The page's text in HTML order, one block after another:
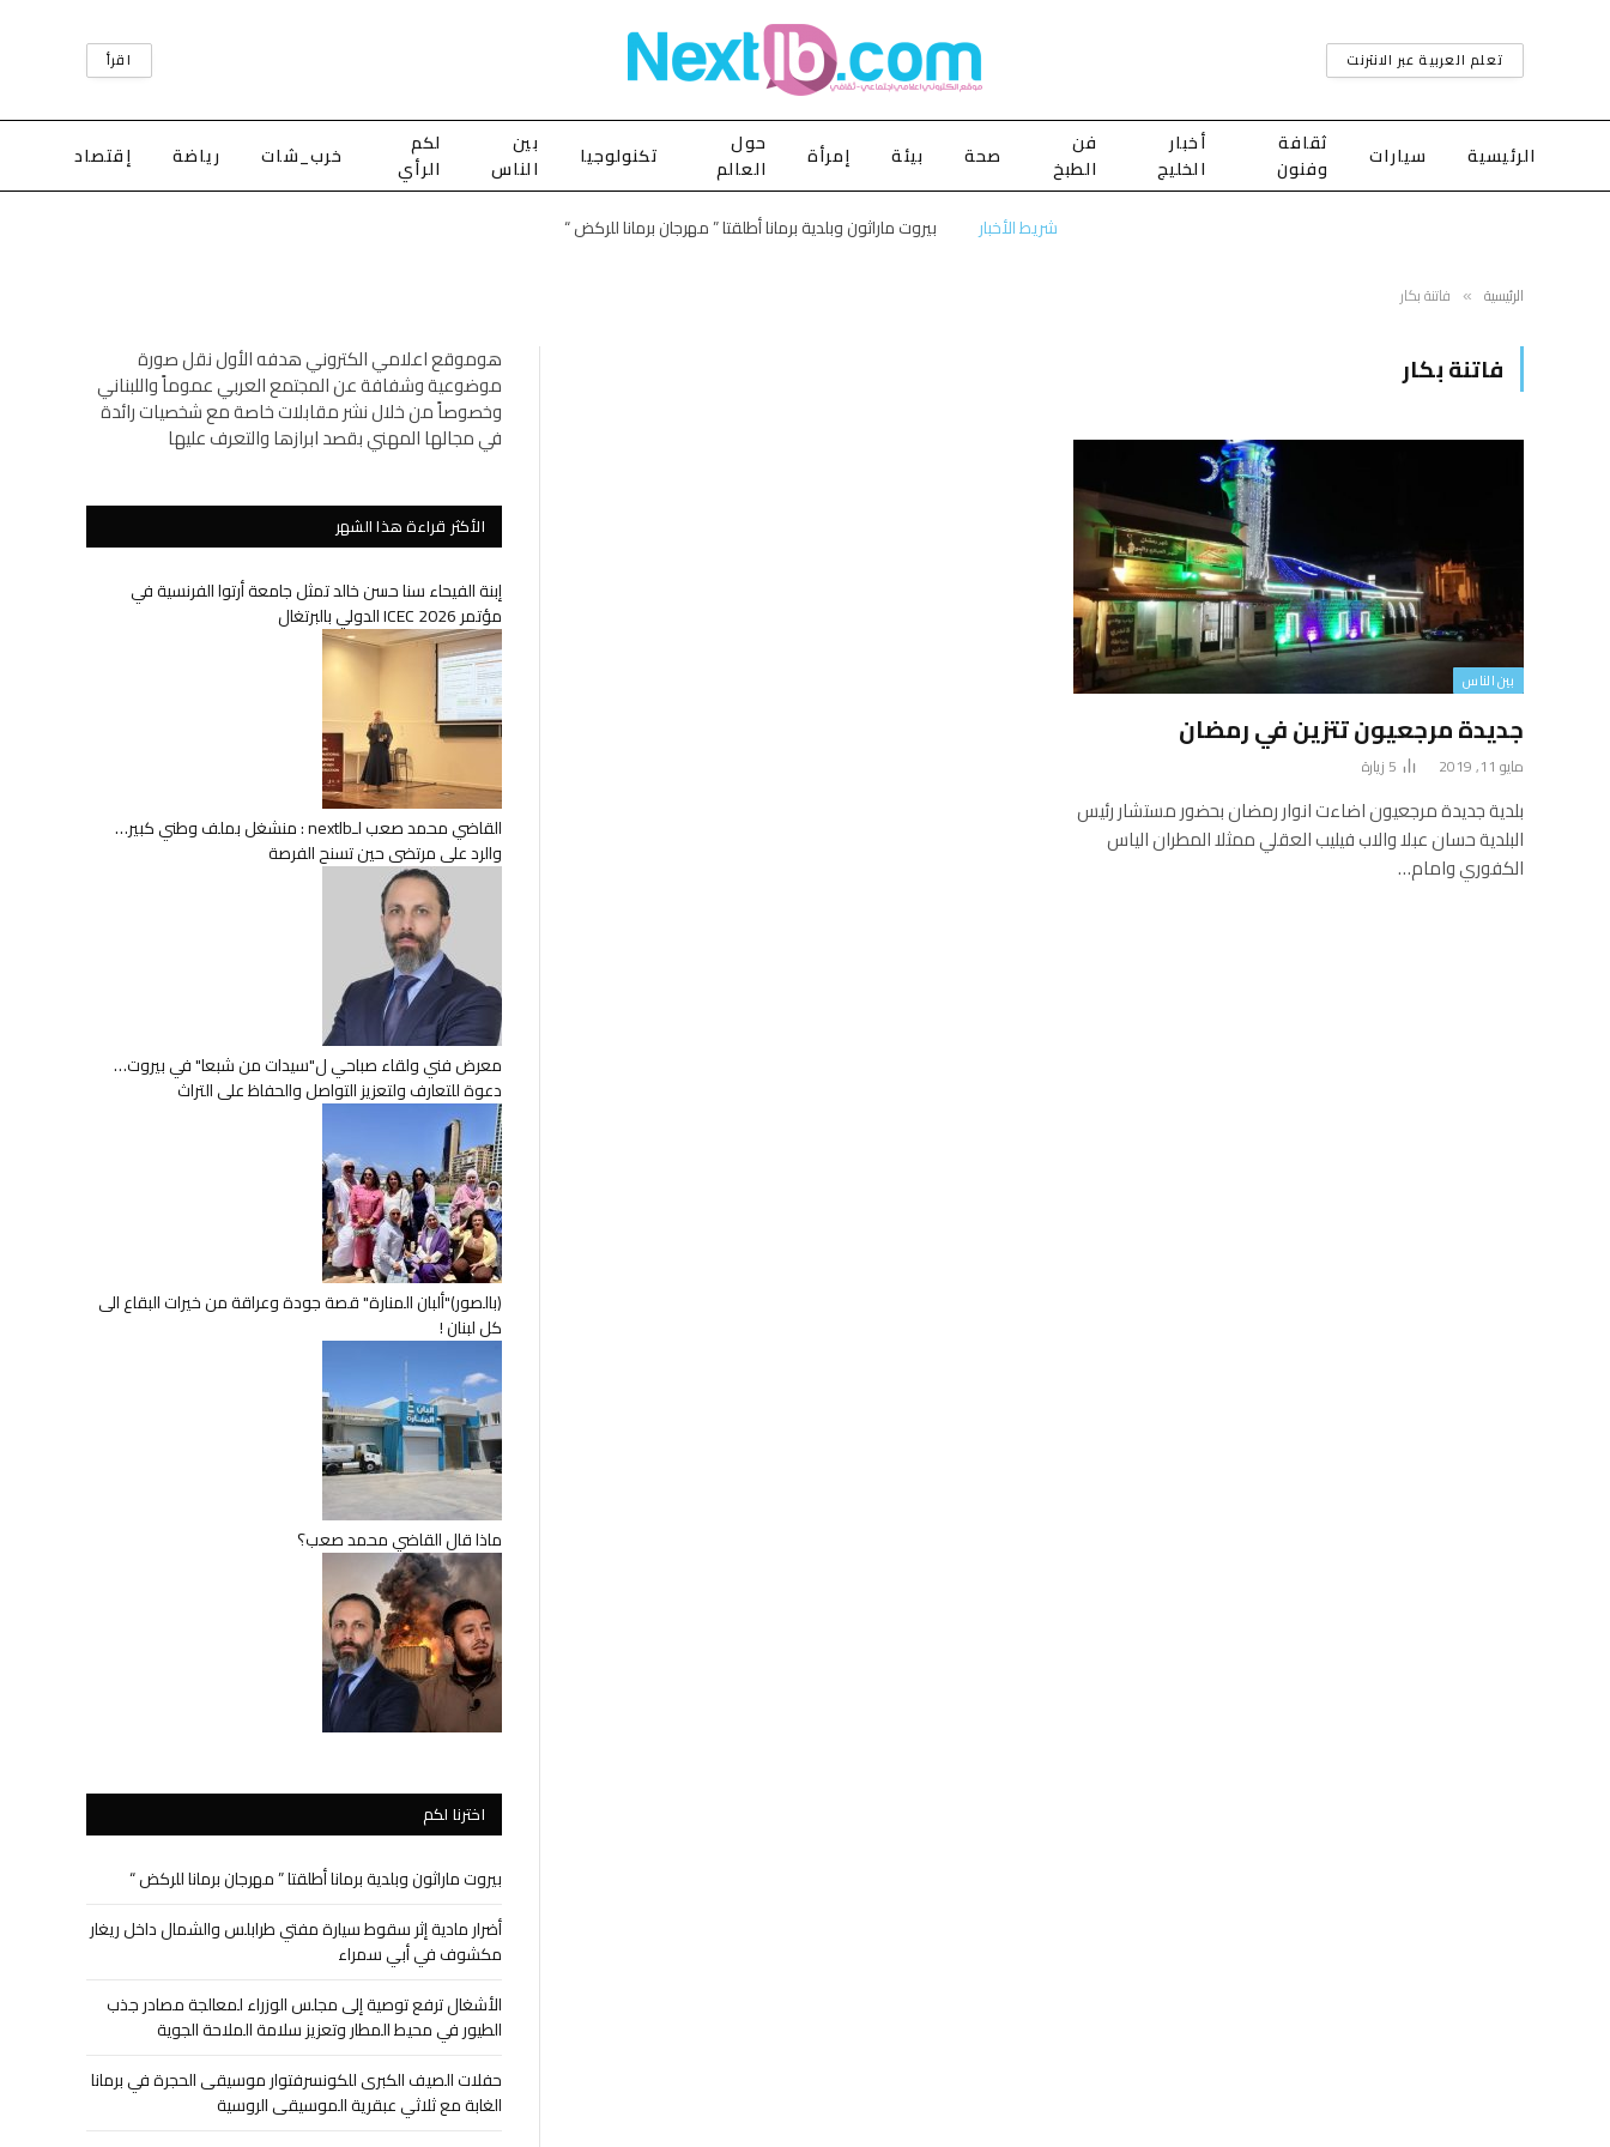
تعلم العربية عبر الانترنت اقرأ
الرئيسية سيارات
ثقافة
وفنون
أخبار
الخليج
فن
الطبخ
صحة بيئة إمرأة
حول
العالم
تكنولوجيا
بين
الناس
لكم
الرأي
خرب_شات رياضة إقتصاد
شريط الأخبار بيروت ماراثون وبلدية برمانا أطلقتا ” مهرجان برمانا للركض “
الرئيسية » فاتنة بكار
فاتنة بكار
بين الناس
جديدة مرجعيون تتزين في رمضان
مايو 11, 2019 5 زيارة
بلدية جديدة مرجعيون اضاءت انوار رمضان بحضور مستشار رئيس
البلدية حسان عبلا والاب فيليب العقلي ممثلا المطران الياس
الكفوري وامام…
هوموقع اعلامي الكتروني هدفه الأول نقل صورة
موضوعية وشفافة عن المجتمع العربي عموماً واللبناني
وخصوصاً من خلال نشر مقابلات خاصة مع شخصيات رائدة
في مجالها المهني بقصد ابرازها والتعرف عليها
الأكثر قراءة هذا الشهر
إبنة الفيحاء سنا حسن خالد تمثل جامعة أرتوا الفرنسية في
مؤتمر ICEC 2026 الدولي بالبرتغال
القاضي محمد صعب لـnextlb : منشغل بملف وطني كبير…
والرد على مرتضى حين تسنح الفرصة
معرض فني ولقاء صباحي ل"سيدات من شبعا" في بيروت…
دعوة للتعارف ولتعزيز التواصل والحفاظ على التراث
(بالصور)"ألبان المنارة" قصة جودة وعراقة من خيرات البقاع الى
كل لبنان !
ماذا قال القاضي محمد صعب؟
اخترنا لكم
بيروت ماراثون وبلدية برمانا أطلقتا ” مهرجان برمانا للركض “
أضرار مادية إثر سقوط سيارة مفتي طرابلس والشمال داخل ريغار
مكشوف في أبي سمراء
الأشغال ترفع توصية إلى مجلس الوزراء لمعالجة مصادر جذب
الطيور في محيط المطار وتعزيز سلامة الملاحة الجوية
حفلات الصيف الكبرى للكونسرفتوار موسيقى الحجرة في برمانا
الغابة مع ثلاثي عبقرية الموسيقى الروسية